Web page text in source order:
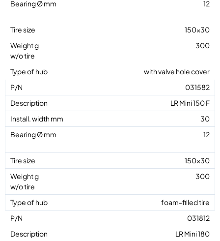
12
150×30
300
with valve hole cover
031582
LR Mini 150 F
30
12
150×30
300
foam-filled tire
031812
LR Mini 180